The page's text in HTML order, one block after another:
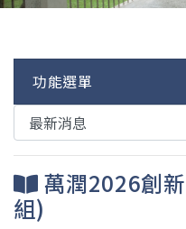
功能選單
萬潤2026創
組)